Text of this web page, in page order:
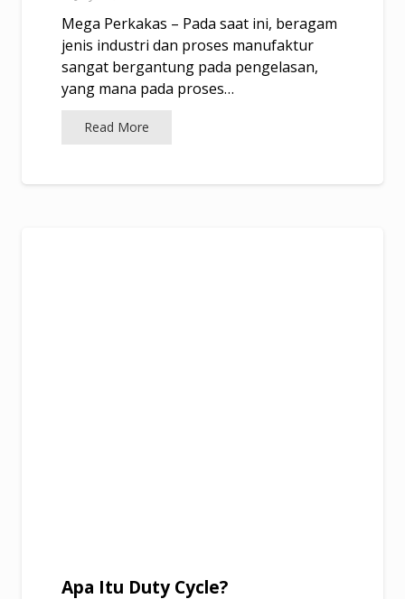
Mega Perkakas – Pada saat ini, beragam
jenis industri dan proses manufaktur
sangat bergantung pada pengelasan,
yang mana pada proses…
Read More
Apa Itu Duty Cycle?